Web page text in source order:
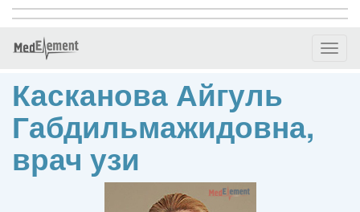
Касканова Айгуль
Габдильмажидовна,
врач узи